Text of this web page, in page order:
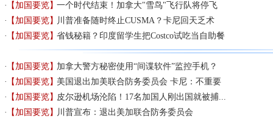
【加国要览】一个时代结束！加拿大"雪鸟"飞行队将停飞
【加国要览】 川普准备随时终止CUSMA？卡尼回天乏术
【加国要览】省钱秘籍？印度留学生把Costco试吃当自助餐
【加国要览】加拿大警方秘密使用“间谍软件”监控手机？
【加国要览】美国退出加美联合防务委员会 卡尼：不重要
【加国要览】皮尔逊机场沦陷！17名加国人刚出国就被捕...
【加国要览】 川普宣布：退出美加联合防务委员会